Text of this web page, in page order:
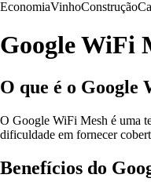
EconomiaVinhoConstrução
Google WiFi
O que é o Google
O Google WiFi Mesh é uma
dificuldade em fornecer
Benefícios do